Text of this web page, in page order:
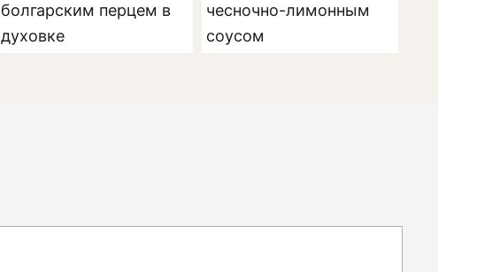
болгарским перцем в
духовке
чесночно-лимонным
соусом